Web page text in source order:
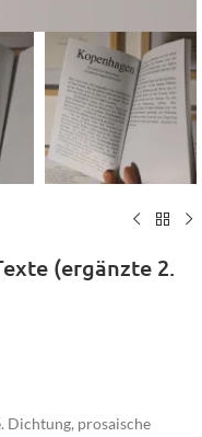
(ergänzte 2.
Dichtung, prosaische